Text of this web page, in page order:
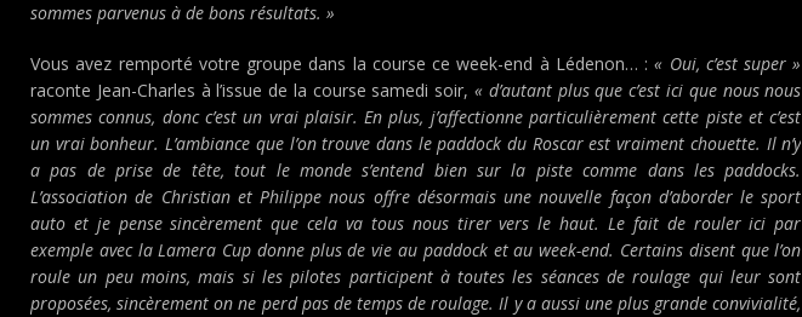
sommes parvenus à de bons résultats. »
Vous avez remporté votre groupe dans la course ce week-end à Lédenon… : « Oui, c’est super »
raconte Jean-Charles à l’issue de la course samedi soir,« d’autant plus que c’est ici que nous nous
sommes connus, donc c’est un vrai plaisir. En plus, j’affectionne particulièrement cette piste et c’est
un vrai bonheur. L’ambiance que l’on trouve dans le paddock du Roscar est vraiment chouette. Il n’y
a pas de prise de tête, tout le monde s’entend bien sur la piste comme dans les paddocks.
L’association de Christian et Philippe nous offre désormais une nouvelle façon d’aborder le sport
auto et je pense sincèrement que cela va tous nous tirer vers le haut. Le fait de rouler ici par
exemple avec la Lamera Cup donne plus de vie au paddock et au week-end. Certains disent que l’on
roule un peu moins, mais si les pilotes participent à toutes les séances de roulage qui leur sont
proposées, sincèrement on ne perd pas de temps de roulage. Il y a aussi une plus grande convivialité,